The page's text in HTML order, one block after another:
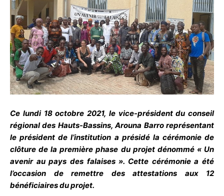
Ce lundi 18 octobre 2021, le vice-président du conseil
régional des Hauts-Bassins, Arouna Barro représentant
le président de l’institution a présidé la cérémonie de
clôture de la première phase du projet dénommé « Un
avenir au pays des falaises ». Cette cérémonie a été
l’occasion de remettre des attestations aux 12
bénéficiaires du projet.